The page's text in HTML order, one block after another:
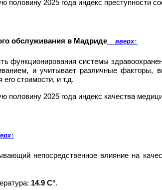
половину 2025 года индекс преступности
обслуживания в Мадриде вверх↑
функционирования системы
и учитывает различные факторы,
его стоимости, и т.д.
половину 2025 года индекс качества
↑
непосредственное влияние на
14.9 C°.